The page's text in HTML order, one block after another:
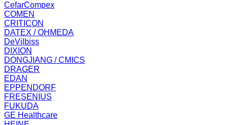
CefarCompex
COMEN
CRITICON
DATEX / OHMEDA
DeVilbiss
DIXION
DONGJIANG / CMICS
DRAGER
EDAN
EPPENDORF
FRESENIUS
FUKUDA
GE Healthcare